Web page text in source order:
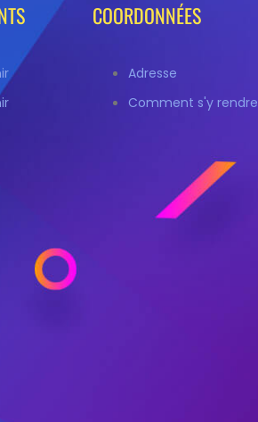
COORDONNÉES
Adresse
Comment s'y rendre